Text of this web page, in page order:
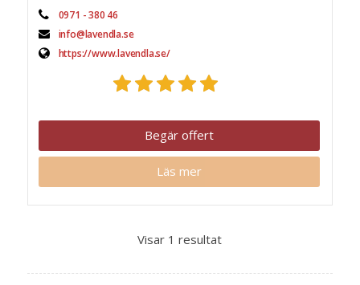
0971 - 380 46
info@lavendla.se
https://www.lavendla.se/
Begär offert
Läs mer
Visar 1 resultat